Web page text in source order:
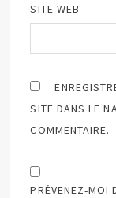
SITE WEB
SITE DANS LE
COMMENTAIRE.
PRÉVENEZ-MOI